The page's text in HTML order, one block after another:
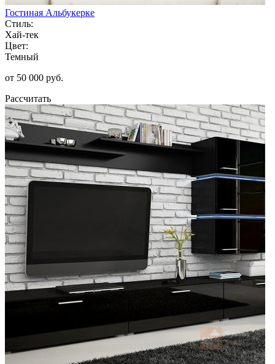
Гостиная Альбукерке
Стиль:
Хай-тек
Цвет:
Темный
от 50 000 руб.
Рассчитать